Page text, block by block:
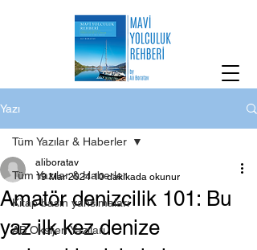
Yazı
Tüm Yazılar & Haberler
Kitap basın yansımaları
AB Oksijen Yazıları
Tüm Yazılar & Haberler
Amatör denizcilik 101: Bu
yaz ilk kez denize
aliboratav
19 Mar 2024 10 dakikada okunur